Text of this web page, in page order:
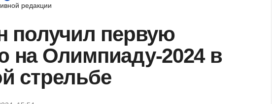
редакции
получил первую
на Олимпиаду-2024 в
стрельбе